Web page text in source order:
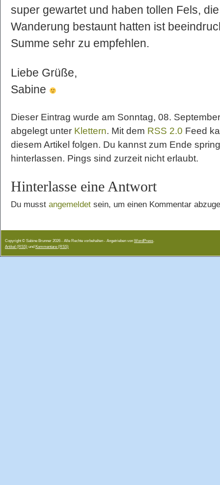
super gewartet und haben tollen Fels,
Wanderung bestaunt hatten ist
Summe sehr zu empfehlen.
Liebe Grüße,
Sabine
Dieser Eintrag wurde am Sonntag, 08.
abgelegt unter Klettern. Mit dem RSS 2.0 Feed
diesem Artikel folgen. Du kannst zum Ende
hinterlassen. Pings sind zurzeit nicht erlaubt.
Hinterlasse eine Antwort
Du musst angemeldet sein, um einen Kommentar
Copyright © Sabine Brunner 2026 - Alle Rechte vorbehalten - Angetrieben von WordPress.
Artikel (RSS) und Kommentare (RSS)